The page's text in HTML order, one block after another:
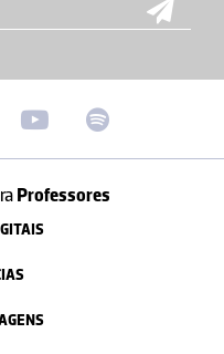
Professores